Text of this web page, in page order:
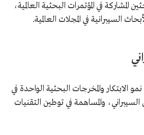
في المؤتمرات البحثية العالمية،
السيبرانية في المجلات العالمية.
الابتكار والمخرجات البحثية الواحدة في
والمساهمة في توطين التقنيات